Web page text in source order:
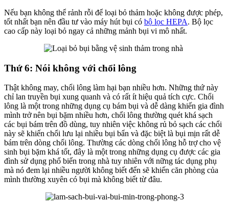
Nếu bạn không thể rảnh rỗi để loại bỏ thảm hoặc không được phép,
tốt nhất bạn nên đầu tư vào máy hút bụi có bộ lọc HEPA. Bộ lọc
cao cấp này loại bỏ ngay cả những mảnh bụi vi mô nhất.
Thứ 6: Nói không với chổi lông
Thật không may, chổi lông làm hại bạn nhiều hơn. Những thứ này
chỉ lan truyền bụi xung quanh và có rất ít hiệu quả tích cực. Chổi
lông là một trong những dụng cụ bám bụi và dễ dàng khiến gia đình
mình trở nên bụi bặm nhiều hơn, chổi lông thường quét khá sạch
các bụi bám trên đồ dùng, tuy nhiên việc không rủ bỏ sạch các chổi
này sẽ khiến chổi lưu lại nhiều bụi bẩn và đặc biệt là bụi mịn rất dễ
bám trên dòng chổi lông. Thường các dòng chổi lông hỗ trợ cho vệ
sinh bụi bặm khá tốt, đây là một trong những dụng cụ được các gia
đình sử dụng phổ biến trong nhà tuy nhiên với nững tác dụng phụ
mà nó đem lại nhiều người không biết đến sẽ khiến căn phòng của
mình thường xuyên có bụi mà không biết từ đâu.